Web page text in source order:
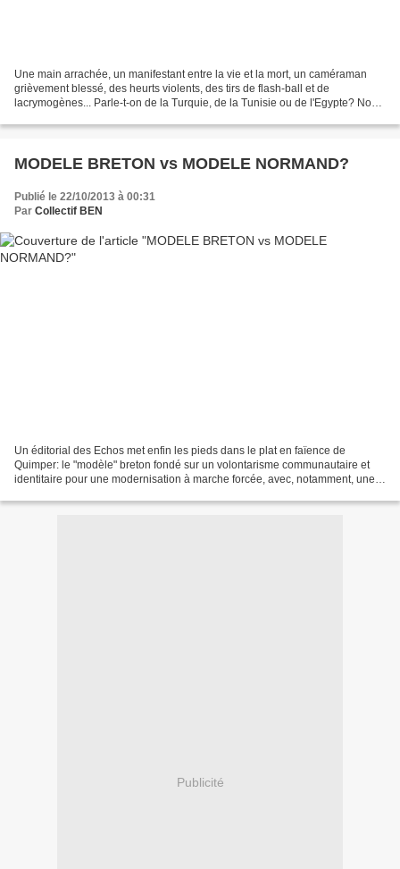
Une main arrachée, un manifestant entre la vie et la mort, un caméraman
grièvement blessé, des heurts violents, des tirs de flash-ball et de
lacrymogènes... Parle-t-on de la Turquie, de la Tunisie ou de l'Egypte? Non
MODELE BRETON vs MODELE NORMAND?
Publié le 22/10/2013 à 00:31
Par Collectif BEN
Un éditorial des Echos met enfin les pieds dans le plat en faïence de
Quimper: le "modèle" breton fondé sur un volontarisme communautaire et
identitaire pour une modernisation à marche forcée, avec, notamment, une
Publicité